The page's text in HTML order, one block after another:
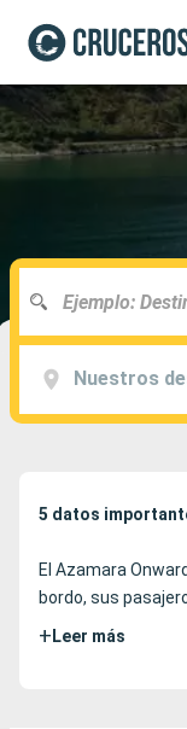
Nuestros
5 datos
El Azamara
bordo, sus
+ Leer más